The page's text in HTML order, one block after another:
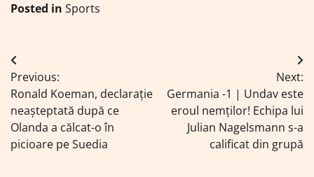
Posted in Sports
Navigare
în
articole
Previous:
Ronald Koeman, declarație
neașteptată după ce
Olanda a călcat-o în
picioare pe Suedia
Next:
Germania -1 | Undav este
eroul nemților! Echipa lui
Julian Nagelsmann s-a
calificat din grupă